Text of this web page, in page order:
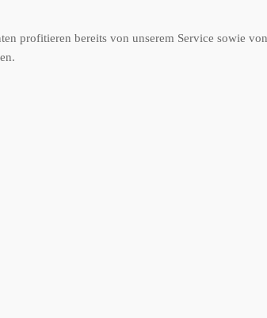
profitieren bereits von unserem Service sowie